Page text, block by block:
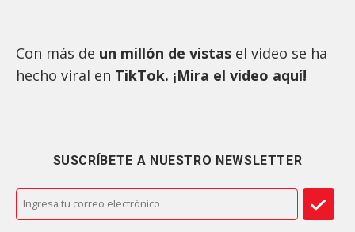
Con más de un millón de vistas el video se ha
hecho viral en TikTok. ¡Mira el video aquí!
SUSCRÍBETE A NUESTRO NEWSLETTER